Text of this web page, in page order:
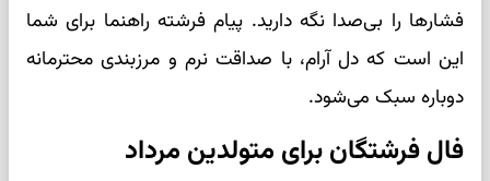
فشارها را بی‌صدا نگه دارید. پیام فرشته راهنما برای شما
این است که دل آرام، با صداقت نرم و مرزبندی محترمانه
دوباره سبک می‌شود.
فال فرشتگان برای متولدین مرداد